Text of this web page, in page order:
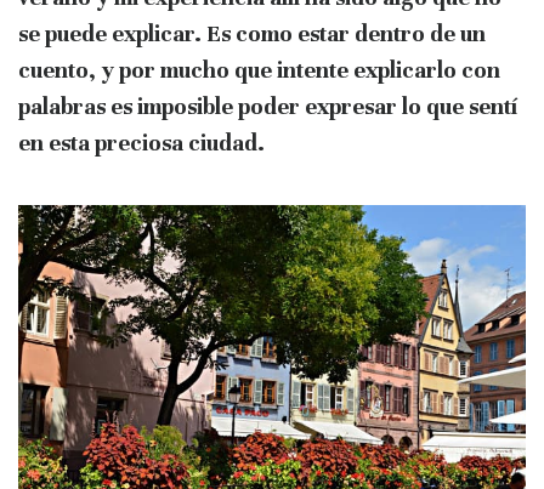
se puede explicar. Es como estar dentro de un
cuento, y por mucho que intente explicarlo con
palabras es imposible poder expresar lo que sentí
en estapreciosa ciudad.